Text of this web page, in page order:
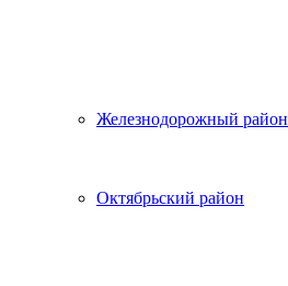
Железнодорожный район
Октябрьский район